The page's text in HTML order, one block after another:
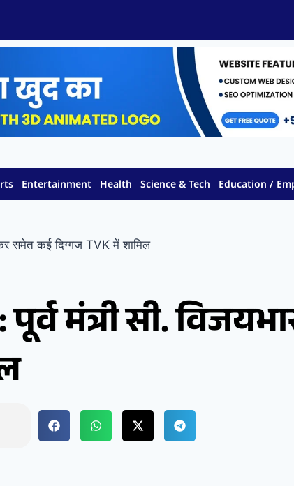
Entertainment Health Science & Tech Education /
समेत कई दिग्गज TVK में शामिल
मंत्री सी.